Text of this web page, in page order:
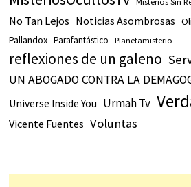
No Tan Lejos Noticias Asombrosas
Pallandox Parafantástico Planetamisterio
reflexiones de un galeno
UN ABOGADO CONTRA LA
Universe Inside You Urmah Tv
Vicente Fuentes Voluntas